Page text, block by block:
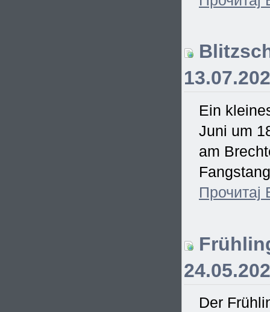
Ein
Juni um
am
Der